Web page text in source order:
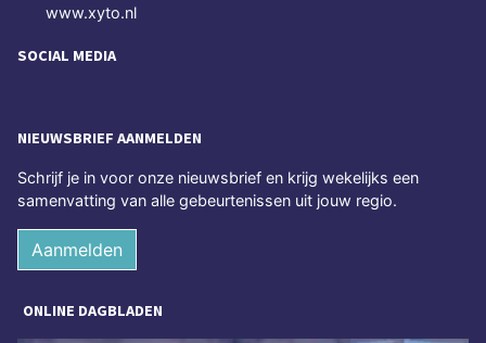
www.xyto.nl
SOCIAL MEDIA
NIEUWSBRIEF AANMELDEN
Schrijf je in voor onze nieuwsbrief en krijg wekelijks een
samenvatting van alle gebeurtenissen uit jouw regio.
Aanmelden
ONLINE DAGBLADEN